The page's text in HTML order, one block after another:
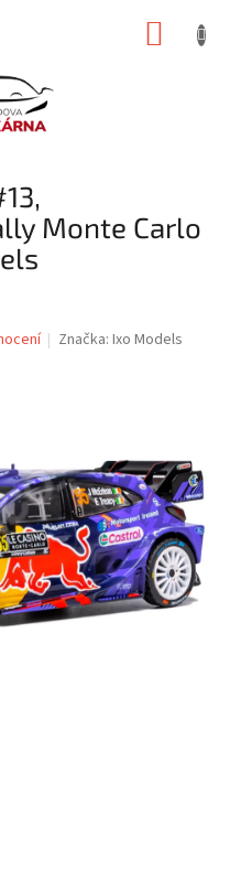
Monte Carlo
Značka:Ixo Models